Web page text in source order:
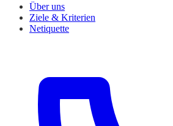
Über uns
Ziele & Kriterien
Netiquette